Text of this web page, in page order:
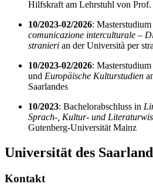
Hilfskraft am Lehrstuhl von
10/2023-02/2026: Masterstudium
comunicazione interculturale –
stranieri an der Università per
10/2023-02/2026: Masterstudium
und Europäische Kulturstudien
Saarlandes
10/2023: Bachelorabschluss in
Sprach-, Kultur- und
Gutenberg-Universität Mainz
Universität des
Kontakt